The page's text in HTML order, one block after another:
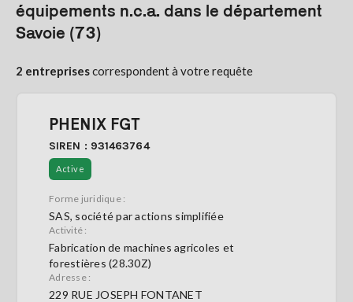
FORMATS
GAZETTE
connecter
S'abonner
équipements n.c.a. dans le département
Savoie (73)
2 entreprisescorrespondent à votre requête
PHENIX FGT
SIREN : 931463764
Active
Forme juridique :
SAS, société par actions simplifiée
Activité :
Fabrication de machines agricoles et
forestières (28.30Z)
Adresse :
229 RUE JOSEPH FONTANET